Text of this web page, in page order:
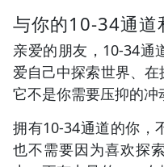
与你的10-34通道
亲爱的朋友，10-34通
爱自己中探索世界、在
它不是你需要压抑的冲
拥有10-34通道的你，
也不需要因为喜欢探